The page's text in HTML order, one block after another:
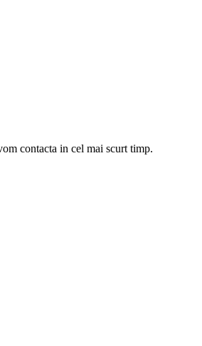
contacta in cel mai scurt timp.